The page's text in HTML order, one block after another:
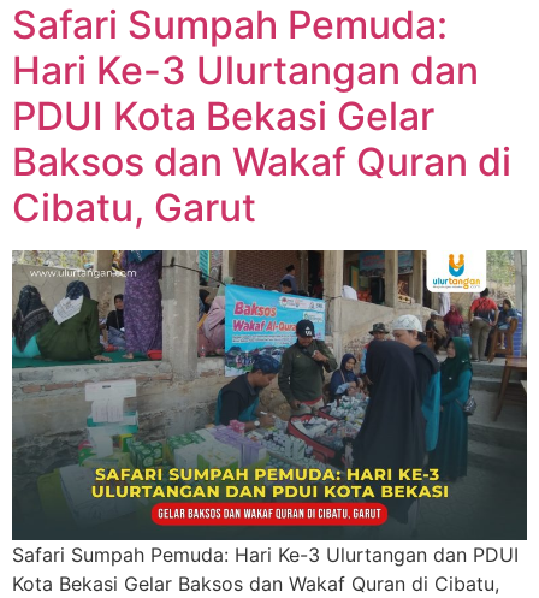
Safari Sumpah Pemuda:
Hari Ke-3 Ulurtangan dan
PDUI Kota Bekasi Gelar
Baksos dan Wakaf Quran di
Cibatu, Garut
Safari Sumpah Pemuda: Hari Ke-3 Ulurtangan dan PDUI
Kota Bekasi Gelar Baksos dan Wakaf Quran di Cibatu,